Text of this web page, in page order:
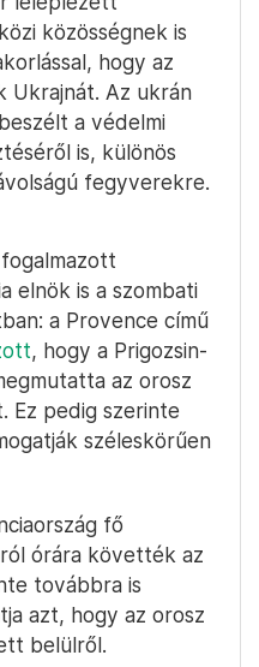
közösségnek is
hogy az
Ukrajnát. Az ukrán
a védelmi
is, különös
fegyverekre.
elnök is a szombati
a Provence című
, hogy a Prigozsin-
az orosz
Ez pedig szerinte
széleskörűen
fő
órára követték az
továbbra is
azt, hogy az orosz
belülről.